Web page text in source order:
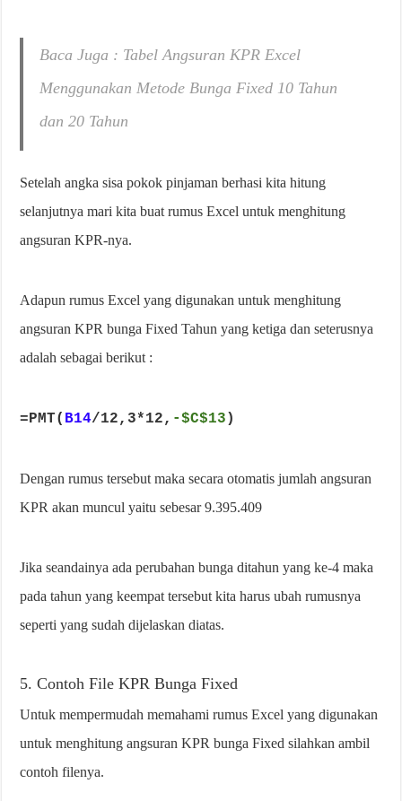
Baca Juga : Tabel Angsuran KPR Excel
Menggunakan Metode Bunga Fixed 10 Tahun
dan 20 Tahun
Setelah angka sisa pokok pinjaman berhasi kita hitung
selanjutnya mari kita buat rumus Excel untuk menghitung
angsuran KPR-nya.
Adapun rumus Excel yang digunakan untuk menghitung
angsuran KPR bunga Fixed Tahun yang ketiga dan seterusnya
adalah sebagai berikut :
=PMT( B14/12,3*12, -$C$13 )
Dengan rumus tersebut maka secara otomatis jumlah angsuran
KPR akan muncul yaitu sebesar 9.395.409
Jika seandainya ada perubahan bunga ditahun yang ke-4 maka
pada tahun yang keempat tersebut kita harus ubah rumusnya
seperti yang sudah dijelaskan diatas.
5. Contoh File KPR Bunga Fixed
Untuk mempermudah memahami rumus Excel yang digunakan
untuk menghitung angsuran KPR bunga Fixed silahkan ambil
contoh filenya.